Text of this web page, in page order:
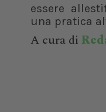
essere
una pratica
A cura di